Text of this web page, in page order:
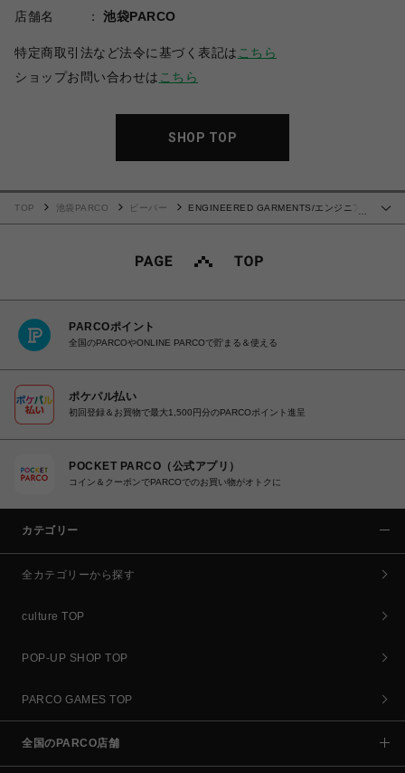
店舗名
池袋PARCO
特定商取引法など法令に基づく表記は こちら
ショップお問い合わせは こちら
SHOP TOP
TOP 池袋PARCO ビーバー
ENGINEERED GARMENTS/エンジニア
PARCOポイント
全国のPARCOやONLINE PARCOで貯まる＆使える
ポケパル払い
初回登録＆お買物で最大1,500円分のPARCOポイント進呈
POCKET PARCO（公式アプリ）
コイン＆クーポンでPARCOでのお買い物がオトクに
カテゴリー
全カテゴリーから探す
culture TOP
POP-UP SHOP TOP
PARCO GAMES TOP
全国のPARCO店舗